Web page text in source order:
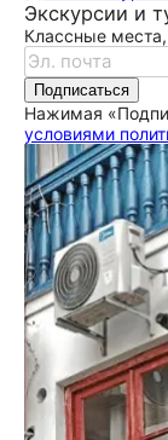
Экскурсии и
Классные
Подписаться
Нажимая
условиями